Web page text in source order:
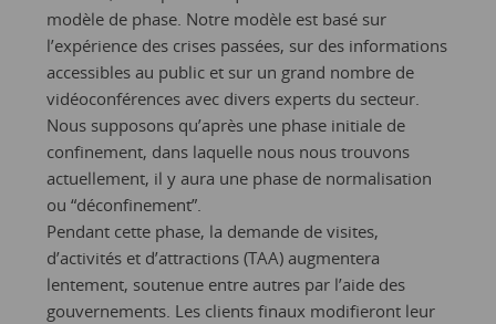
modèle de phase. Notre modèle est basé sur
l’expérience des crises passées, sur des informations
accessibles au public et sur un grand nombre de
vidéoconférences avec divers experts du secteur.
Nous supposons qu’après une phase initiale de
confinement, dans laquelle nous nous trouvons
actuellement, il y aura une phase de normalisation
ou “déconfinement”.
Pendant cette phase, la demande de visites,
d’activités et d’attractions (TAA) augmentera
lentement, soutenue entre autres par l’aide des
gouvernements. Les clients finaux modifieront leur